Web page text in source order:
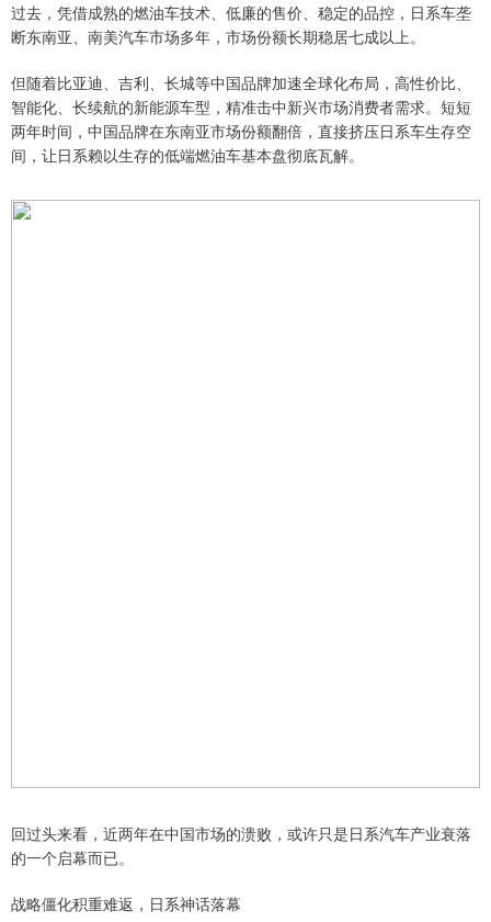
过去，凭借成熟的燃油车技术、低廉的售价、稳定的品控，日系车垄
断东南亚、南美汽车市场多年，市场份额长期稳居七成以上。
但随着比亚迪、吉利、长城等中国品牌加速全球化布局，高性价比、
智能化、长续航的新能源车型，精准击中新兴市场消费者需求。短短
两年时间，中国品牌在东南亚市场份额翻倍，直接挤压日系车生存空
间，让日系赖以生存的低端燃油车基本盘彻底瓦解。
回过头来看，近两年在中国市场的溃败，或许只是日系汽车产业衰落
的一个启幕而已。
战略僵化积重难返，日系神话落幕